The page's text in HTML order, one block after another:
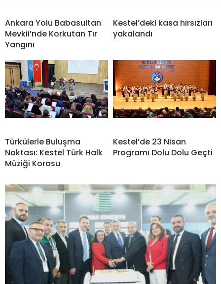
Ankara Yolu Babasultan
Mevkii’nde Korkutan Tır
Yangını
Kestel’deki kasa hırsızları
yakalandı
Türkülerle Buluşma
Noktası: Kestel Türk Halk
Müziği Korosu
Kestel’de 23 Nisan
Programı Dolu Dolu Geçti